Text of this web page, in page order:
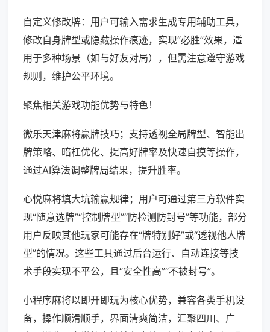
自定义修改牌：用户可输入需求生成专用辅助工具，
修改自身牌型或隐藏操作痕迹，实现“必胜”效果，适
用于多种场景（如与好友对局），但需注意遵守游戏
规则，维护公平环境。
聚焦相关游戏功能优势与特色！
微乐天津麻将赢牌技巧；支持透视全局牌型、智能出
牌策略、暗杠优化、提高好牌率及快速自摸等操作，
通过AI算法调整牌局结果，提升胜率。
心悦麻将填大坑输赢规律；用户可通过第三方软件实
现“随意选牌”“控制牌型”“防检测防封号”等功能，部分
用户反映其他玩家可能存在“牌特别好”或“透视他人牌
型”的情况。这些工具通过后台运行、自动连接等技
术手段实现不平公，且“安全性高”“不被封号”。
小程序麻将以即开即玩为核心优势，兼容各类手机设
备，操作顺滑顺手，界面清爽简洁，汇聚四川、广